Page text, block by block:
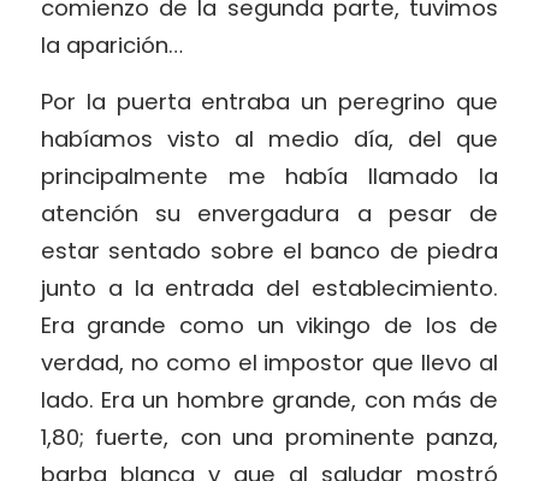
comienzo de la segunda parte, tuvimos
la aparición…
Por la puerta entraba un peregrino que
habíamos visto al medio día, del que
principalmente me había llamado la
atención su envergadura a pesar de
estar sentado sobre el banco de piedra
junto a la entrada del establecimiento.
Era grande como un vikingo de los de
verdad, no como el impostor que llevo al
lado. Era un hombre grande, con más de
1,80; fuerte, con una prominente panza,
barba blanca y que al saludar mostró